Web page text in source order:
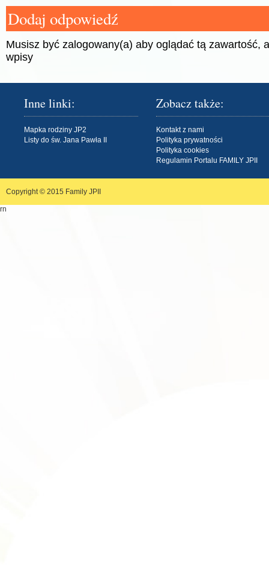
Dodaj odpowiedź
Musisz być zalogowany(a) aby oglądać tą zawartość,
wpisy
Inne linki:
Mapka rodziny JP2
Listy do św. Jana Pawła II
Zobacz także:
Kontakt z nami
Polityka prywatności
Polityka cookies
Regulamin Portalu FAMILY JPII
Copyright © 2015 Family JPII
rn